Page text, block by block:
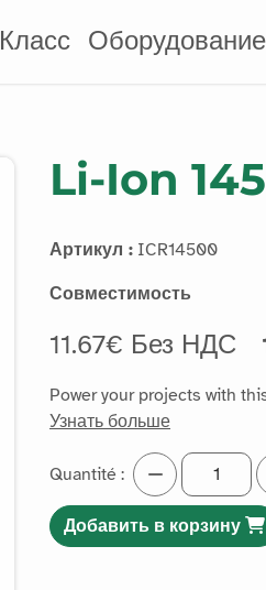
Класс Оборудование
Li-Ion
Артикул : ICR14500
Совместимость
11.67€ Без НДС
Power your projects with
Узнать больше
Quantité :
Добавить в корзину